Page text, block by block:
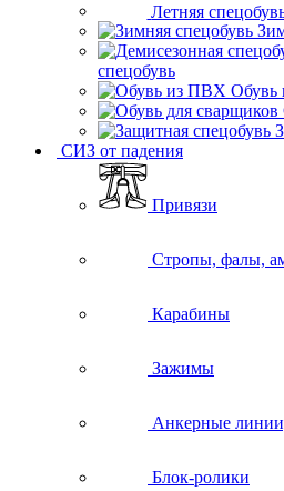
Летняя
спецобувь
СИЗ от падения
Привязи
Стропы, фалы,
Карабины
Зажимы
Анкерные
Блок-ролики